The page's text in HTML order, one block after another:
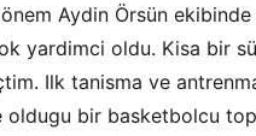
Aydin Örsün
yardimci oldu. Kisa bir
Ilk tanisma ve
bir basketbolcu